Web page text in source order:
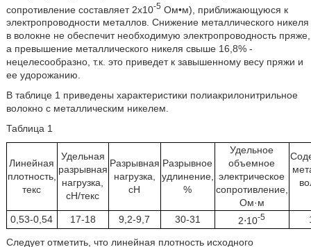
сопротивление составляет 2х10-5 Ом•м), приближающуюся к
электропроводности металлов. Снижение металлического никеля
в волокне не обеспечит необходимую электропроводность пряже,
а превышение металлического никеля свыше 16,8% -
нецелесообразно, т.к. это приведет к завышенному весу пряжи и
ее удорожанию.
В таблице 1 приведены характеристики полиакрилонитрильное
волокно с металлическим никелем.
Таблица 1
Линейная
плотность,
текс
Удельная
разрывная
нагрузка,
сН/текс
Разрывная
нагрузка,
сН
Разрывное
удлинение,
%
Удельное
объемное
электрическое
сопротивление,
Ом·м
0,53-0,54 17-18 9,2-9,7 30-31 2⋅10-5
Следует отметить, что линейная плотность исходного